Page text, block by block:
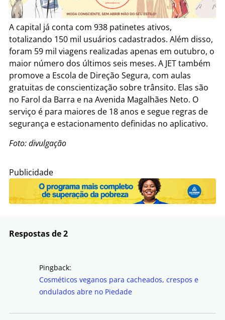
A capital já conta com 938 patinetes ativos,
totalizando 150 mil usuários cadastrados. Além disso,
foram 59 mil viagens realizadas apenas em outubro, o
maior número dos últimos seis meses. A JET também
promove a Escola de Direção Segura, com aulas
gratuitas de conscientização sobre trânsito. Elas são
no Farol da Barra e na Avenida Magalhães Neto. O
serviço é para maiores de 18 anos e segue regras de
segurança e estacionamento definidas no aplicativo.
Foto: divulgação
Publicidade
Respostas de 2
Pingback:
Cosméticos veganos para cacheados, crespos e
ondulados abre no Piedade